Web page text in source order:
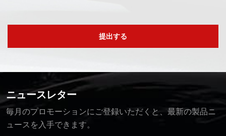
提出する
ニュースレター
毎月のプロモーションにご登録いただくと、最新の製品ニ
ュースを入手できます。